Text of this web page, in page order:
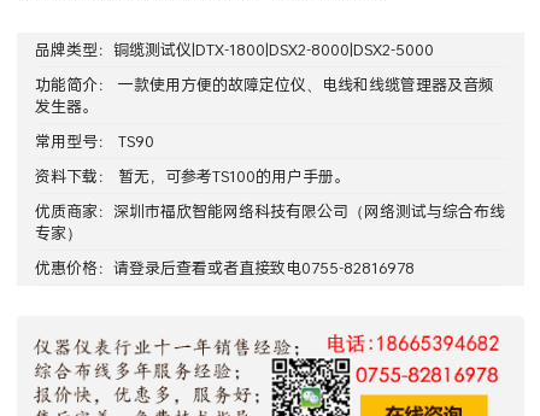
品牌类型： 铜缆测试仪|DTX-1800|DSX2-8000|DSX2-5000
功能简介： 一款使用方便的故障定位仪、电线和线缆管理器及音频
发生器。
常用型号： TS90
资料下载： 暂无，可参考TS100的用户手册。
优质商家： 深圳市福欣智能网络科技有限公司 （网络测试与综合布线
专家）
优惠价格：请登录后查看或者直接致电0755-82816978